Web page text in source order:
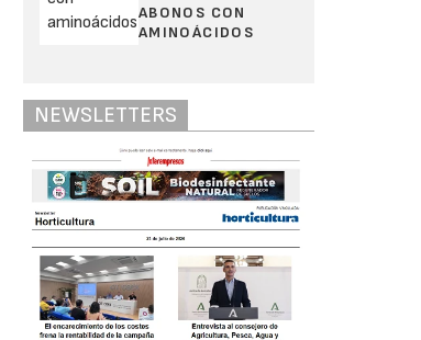
ABONOS CON
AMINOÁCIDOS
NEWSLETTERS